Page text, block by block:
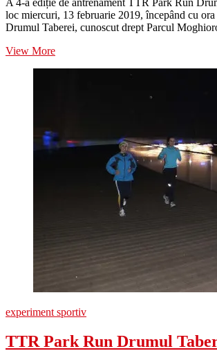
loc miercuri, 13 februarie 2019, începând cu
Drumul Taberei, cunoscut drept Parcul
View MoreTTR
experiment sportiv
TTR Park Run Drumul